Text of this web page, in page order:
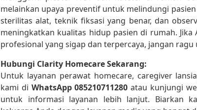
melainkan upaya preventif untuk melindungi
sterilitas alat, teknik fiksasi yang benar, dan
meningkatkan kualitas hidup pasien di rumah.
profesional yang sigap dan terpercaya, jangan
Hubungi Clarity Homecare Sekarang:
Untuk layanan perawat homecare, caregiver
kami di WhatsApp 085210711280 atau kunjungi
untuk informasi layanan lebih lanjut. Biarkan